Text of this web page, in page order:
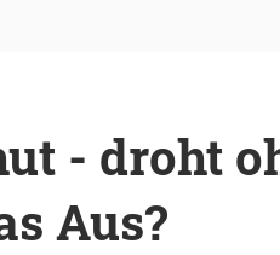
- droht
Aus?